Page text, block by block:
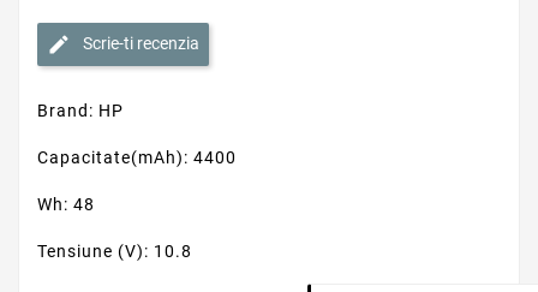
Scrie-ti recenzia
Brand: HP
Capacitate(mAh): 4400
Wh: 48
Tensiune (V): 10.8